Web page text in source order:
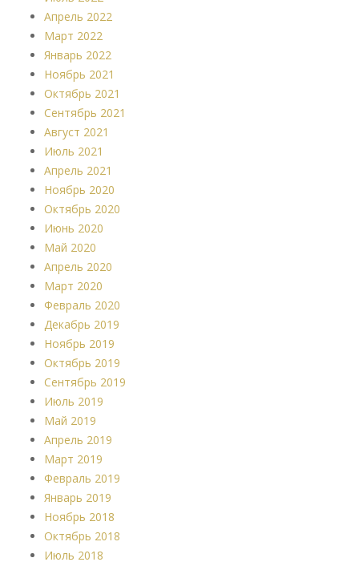
Апрель 2022
Март 2022
Январь 2022
Ноябрь 2021
Октябрь 2021
Сентябрь 2021
Август 2021
Июль 2021
Апрель 2021
Ноябрь 2020
Октябрь 2020
Июнь 2020
Май 2020
Апрель 2020
Март 2020
Февраль 2020
Декабрь 2019
Ноябрь 2019
Октябрь 2019
Сентябрь 2019
Июль 2019
Май 2019
Апрель 2019
Март 2019
Февраль 2019
Январь 2019
Ноябрь 2018
Октябрь 2018
Июль 2018